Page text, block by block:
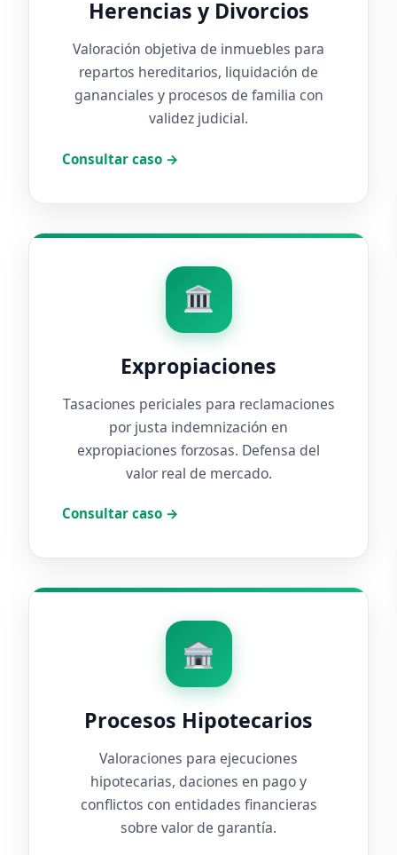
Herencias y Divorcios
Valoración objetiva de inmuebles para
repartos hereditarios, liquidación de
gananciales y procesos de familia con
validez judicial.
Consultar caso →
Expropiaciones
Tasaciones periciales para reclamaciones
por justa indemnización en
expropiaciones forzosas. Defensa del
valor real de mercado.
Consultar caso →
Procesos Hipotecarios
Valoraciones para ejecuciones
hipotecarias, daciones en pago y
conflictos con entidades financieras
sobre valor de garantía.